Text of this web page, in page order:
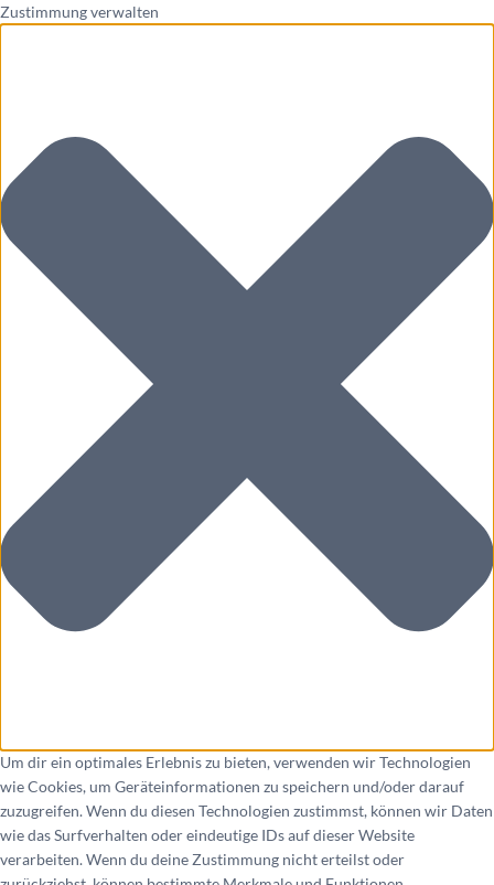
Zustimmung verwalten
Um dir ein optimales Erlebnis zu bieten, verwenden wir Technologien
wie Cookies, um Geräteinformationen zu speichern und/oder darauf
zuzugreifen. Wenn du diesen Technologien zustimmst, können wir Daten
wie das Surfverhalten oder eindeutige IDs auf dieser Website
verarbeiten. Wenn du deine Zustimmung nicht erteilst oder